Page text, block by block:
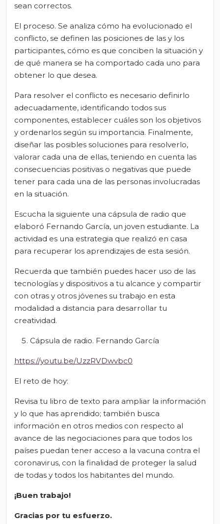
sean correctos.
El proceso. Se analiza cómo ha evolucionado el
conflicto, se definen las posiciones de las y los
participantes, cómo es que conciben la situación y
de qué manera se ha comportado cada uno para
obtener lo que desea.
Para resolver el conflicto es necesario definirlo
adecuadamente, identificando todos sus
componentes, establecer cuáles son los objetivos
y ordenarlos según su importancia. Finalmente,
diseñar las posibles soluciones para resolverlo,
valorar cada una de ellas, teniendo en cuenta las
consecuencias positivas o negativas que puede
tener para cada una de las personas involucradas
en la situación.
Escucha la siguiente una cápsula de radio que
elaboró Fernando García, un joven estudiante. La
actividad es una estrategia que realizó en casa
para recuperar los aprendizajes de esta sesión.
Recuerda que también puedes hacer uso de las
tecnologías y dispositivos a tu alcance y compartir
con otras y otros jóvenes su trabajo en esta
modalidad a distancia para desarrollar tu
creatividad.
Cápsula de radio. Fernando García
https://youtu.be/UzzRVDwvbc0
El reto de hoy:
Revisa tu libro de texto para ampliar la información
y lo que has aprendido; también busca
información en otros medios con respecto al
avance de las negociaciones para que todos los
países puedan tener acceso a la vacuna contra el
coronavirus, con la finalidad de proteger la salud
de todas y todos los habitantes del mundo.
¡Buen trabajo!
Gracias por tu esfuerzo.